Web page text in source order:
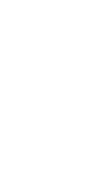
mammaires peu
par une
d'un affaissement
par une maladie
à l'origine d'un défaut